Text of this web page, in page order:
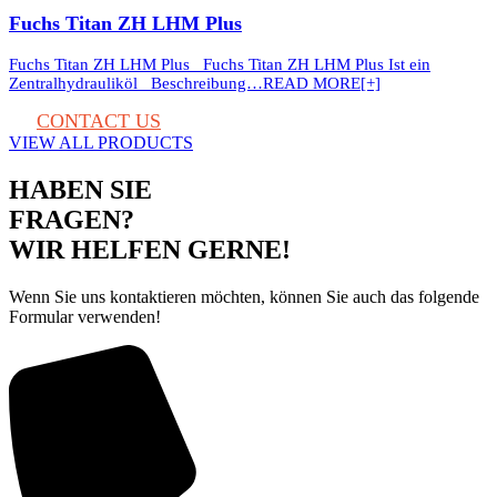
Fuchs Titan ZH LHM Plus
Fuchs Titan ZH LHM Plus Fuchs Titan ZH LHM Plus Ist ein
Zentralhydrauliköl Beschreibung…READ MORE[+]
CONTACT US
VIEW ALL PRODUCTS
HABEN SIE
FRAGEN?
WIR HELFEN GERNE!
Wenn Sie uns kontaktieren möchten, können Sie auch das folgende
Formular verwenden!